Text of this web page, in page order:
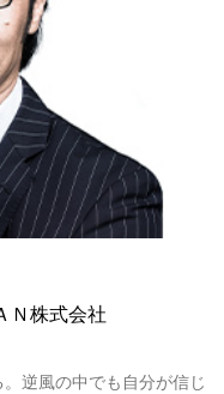
Ｎ株式会社
逆風の中でも自分が信じ